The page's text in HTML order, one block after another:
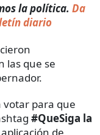
la política. Da
diario
las que se
votar para que
#QueSiga la
de